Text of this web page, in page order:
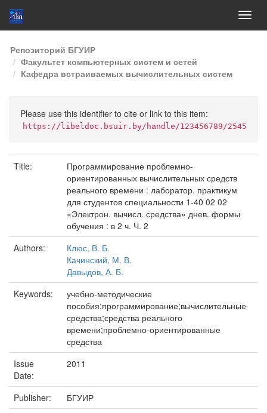
Skip
navigation
Репозиторий БГУИР
Факультет компьютерных систем и сетей
Кафедра встраиваемых вычислительных систем
Please use this identifier to cite or link to this item:
https://libeldoc.bsuir.by/handle/123456789/2545
Title:
Программирование проблемно-
ориентированных вычислительных средств
реального времени : лаборатор. практикум
для студентов специальности 1-40 02 02
«Электрон. вычисл. средства» днев. формы
обучения : в 2 ч. Ч. 2
Authors:
Клюс, В. Б.
Качинский, М. В.
Давыдов, А. Б.
Keywords:
учебно-методические
пособия;программирование;вычислительные
средства;средства реального
времени;проблемно-ориентированные
средства
Issue
Date:
2011
Publisher:
БГУИР